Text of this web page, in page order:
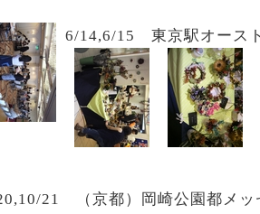
6/14,6/15 東京駅オース
21 （京都）岡崎公園都メ